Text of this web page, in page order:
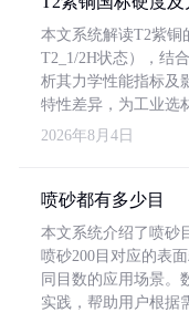
本文系统解读T2紫铜
T2_1/2H状态），结
析其力学性能指标及
特性差异，为工业选
2026年8月4日
喷砂都有多少目
本文系统介绍了喷砂
喷砂200目对应的表
同目数的应用场景。
实践，帮助用户根据